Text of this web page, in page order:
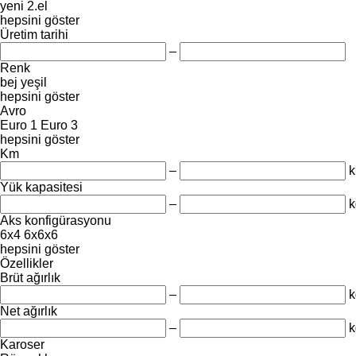
yeni 2.el
hepsini göster
Üretim tarihi
–
Renk
bej yeşil
hepsini göster
Avro
Euro 1 Euro 3
hepsini göster
Km
–
Yük kapasitesi
–
Aks konfigürasyonu
6x4 6x6x6
hepsini göster
Özellikler
Brüt ağırlık
–
Net ağırlık
–
Karoser